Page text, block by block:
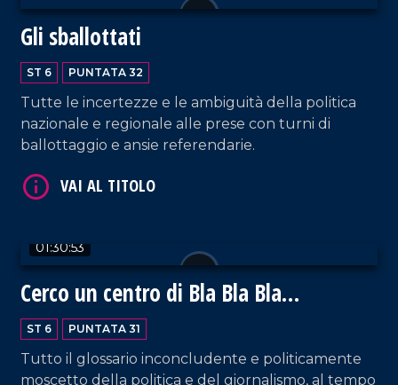
Gli sballottati
ST 6 PUNTATA 32
Tutte le incertezze e le ambiguità della politica
nazionale e regionale alle prese con turni di
ballottaggio e ansie referendarie.
01:30:53
Cerco un centro di Bla Bla Bla
permanente
ST 6 PUNTATA 31
Tutto il glossario inconcludente e politicamente
moscetto della politica e del giornalismo, al tempo
VAI AL TITOLO
VAI AL TITOLO